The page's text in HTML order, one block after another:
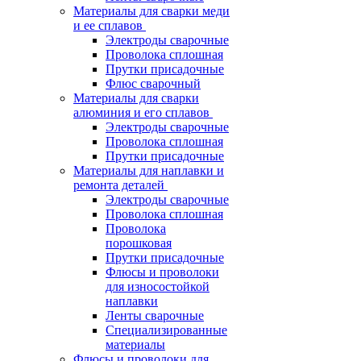
Материалы для сварки меди
и ее сплавов
Электроды сварочные
Проволока сплошная
Прутки присадочные
Флюс сварочный
Материалы для сварки
алюминия и его сплавов
Электроды сварочные
Проволока сплошная
Прутки присадочные
Материалы для наплавки и
ремонта деталей
Электроды сварочные
Проволока сплошная
Проволока
порошковая
Прутки присадочные
Флюсы и проволоки
для износостойкой
наплавки
Ленты сварочные
Специализированные
материалы